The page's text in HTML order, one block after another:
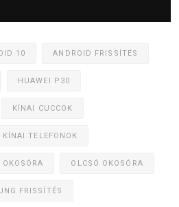
10 ANDROID FRISSÍTÉS
HUAWEI P30
KÍNAI CUCCOK
KÍNAI TELEFONOK
OKOSÓRA OLCSÓ OKOSÓRA
FRISSÍTÉS